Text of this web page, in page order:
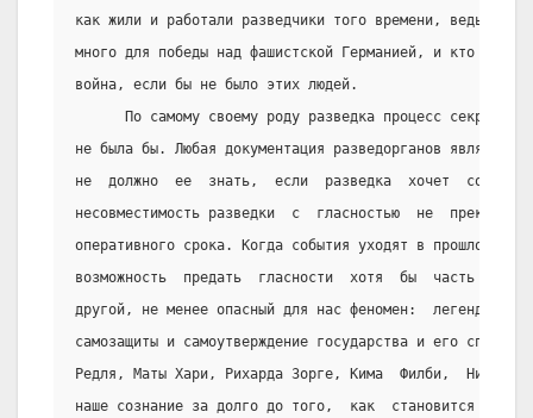
как жили и работали разведчики того времени, ведь, это
много для победы над фашистской Германией, и кто
война, если бы не было этих людей.
По самому своему роду разведка процесс
не была бы. Любая документация разведорганов является
не  должно  ее  знать,  если  разведка  хочет
несовместимость разведки  с  гласностью  не
оперативного срока. Когда события уходят в прошлое и,
возможность  предать  гласности  хотя  бы  часть
другой, не менее опасный для нас феномен:  легенды  о
самозащиты и самоутверждение государства и его
Редля, Маты Хари, Рихарда Зорге, Кима  Филби,
наше сознание за долго до того,  как  становится